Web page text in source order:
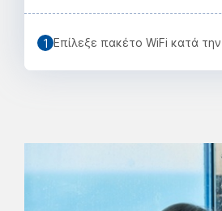
Επίλεξε πακέτο WiFi κατά